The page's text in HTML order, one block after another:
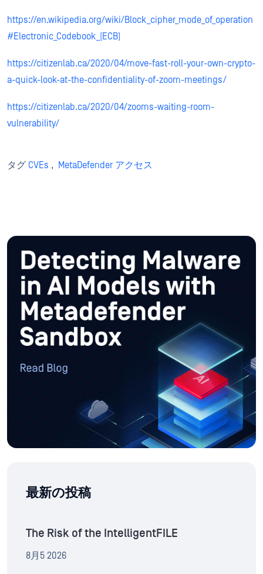
https://en.wikipedia.org/wiki/Block_cipher_mode_of_operation
#Electronic_Codebook_(ECB)
https://citizenlab.ca/2020/04/move-fast-roll-your-own-crypto-
a-quick-look-at-the-confidentiality-of-zoom-meetings/
https://citizenlab.ca/2020/04/zooms-waiting-room-
vulnerability/
タグ CVEs , MetaDefender アクセス
最新の投稿
The Risk of the IntelligentFILE
8月5 2026